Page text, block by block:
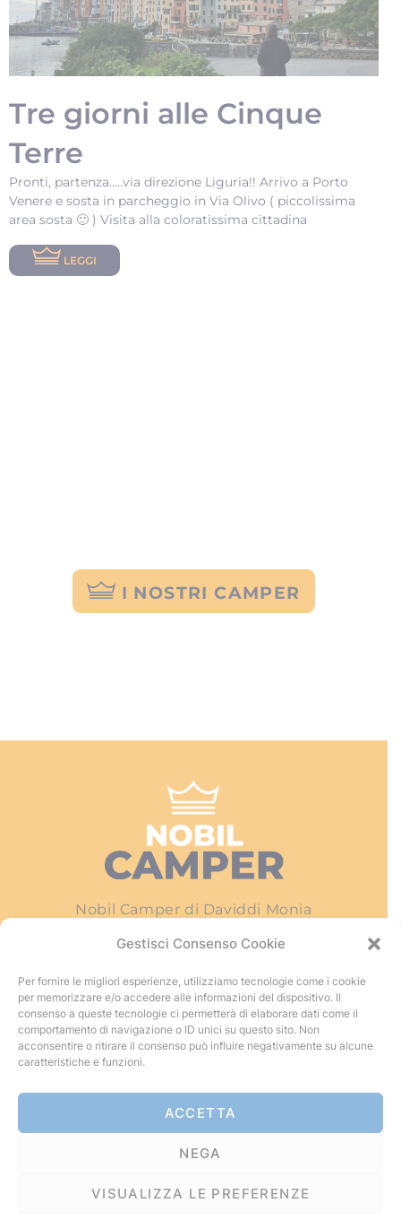
Gestisci Consenso Cookie
Per fornire le migliori esperienze, utilizziamo tecnologie come i cookie
per memorizzare e/o accedere alle informazioni del dispositivo. Il
consenso a queste tecnologie ci permetterà di elaborare dati come il
comportamento di navigazione o ID unici su questo sito. Non
acconsentire o ritirare il consenso può influire negativamente su alcune
caratteristiche e funzioni.
ACCETTA
NEGA
VISUALIZZA LE PREFERENZE
Tre giorni alle Cinque
Terre
Pronti, partenza…..via direzione Liguria!! Arrivo a Porto
Venere e sosta in parcheggio in Via Olivo ( piccolissima
area sosta 🙂 ) Visita alla coloratissima cittadina
LEGGI
I NOSTRI CAMPER
Nobil Camper di Daviddi Monia
Piazza Italia, 15 – 53045 Montepulciano Stazione
Tel e Fax:+39 (0578) 73 84 04
e-mail:info@nobilcamper.it
pec:info.nobilcamper@pec.it
Registro Imprese: Camera di Commercio
Industria Artigianato e Agricoltura di AREZZO
SIENA.